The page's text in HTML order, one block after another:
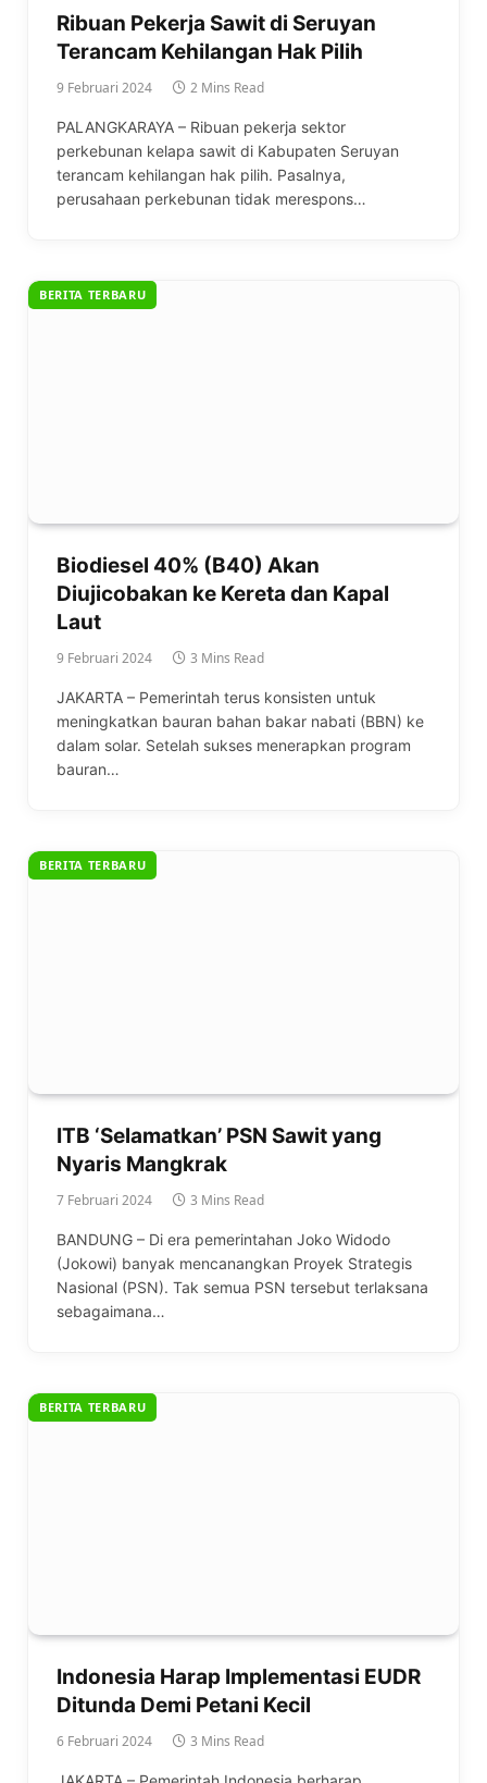
Ribuan Pekerja Sawit di Seruyan
Terancam Kehilangan Hak Pilih
9 Februari 2024 2 Mins Read
PALANGKARAYA – Ribuan pekerja sektor
perkebunan kelapa sawit di Kabupaten Seruyan
terancam kehilangan hak pilih. Pasalnya,
perusahaan perkebunan tidak merespons…
BERITA TERBARU
Biodiesel 40% (B40) Akan
Diujicobakan ke Kereta dan Kapal
Laut
9 Februari 2024 3 Mins Read
JAKARTA – Pemerintah terus konsisten untuk
meningkatkan bauran bahan bakar nabati (BBN) ke
dalam solar. Setelah sukses menerapkan program
bauran…
BERITA TERBARU
ITB ‘Selamatkan’ PSN Sawit yang
Nyaris Mangkrak
7 Februari 2024 3 Mins Read
BANDUNG – Di era pemerintahan Joko Widodo
(Jokowi) banyak mencanangkan Proyek Strategis
Nasional (PSN). Tak semua PSN tersebut terlaksana
sebagaimana…
BERITA TERBARU
Indonesia Harap Implementasi EUDR
Ditunda Demi Petani Kecil
6 Februari 2024 3 Mins Read